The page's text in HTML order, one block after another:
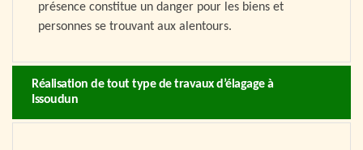
présence constitue un danger pour les biens et
personnes se trouvant aux alentours.
Réalisation de tout type de travaux d’élagage à
Issoudun